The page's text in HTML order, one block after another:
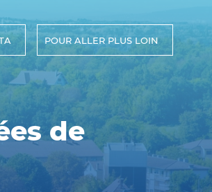
POUR ALLER PLUS LOIN
de